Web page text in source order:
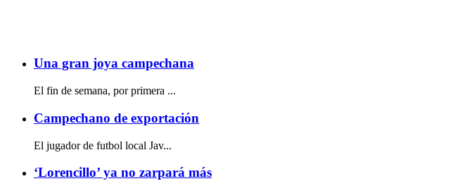
Una gran joya campechana
El fin de semana, por primera ...
Campechano de exportación
El jugador de futbol local Jav...
‘Lorencillo’ ya no zarpará más